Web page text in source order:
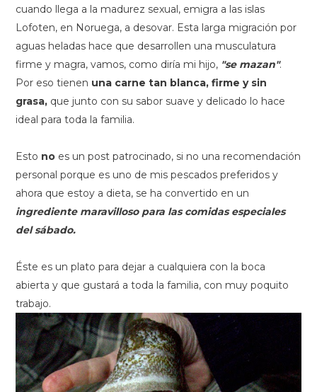
cuando llega a la madurez sexual, emigra a las islas
Lofoten, en Noruega, a desovar. Esta larga migración por
aguas heladas hace que desarrollen una musculatura
firme y magra, vamos, como diría mi hijo, "se mazan".
Por eso tienen una carne tan blanca, firme y sin
grasa, que junto con su sabor suave y delicado lo hace
ideal para toda la familia.
Esto no es un post patrocinado, si no una recomendación
personal porque es uno de mis pescados preferidos y
ahora que estoy a dieta, se ha convertido en un
ingrediente maravilloso para las comidas especiales
del sábado.
Éste es un plato para dejar a cualquiera con la boca
abierta y que gustará a toda la familia, con muy poquito
trabajo.